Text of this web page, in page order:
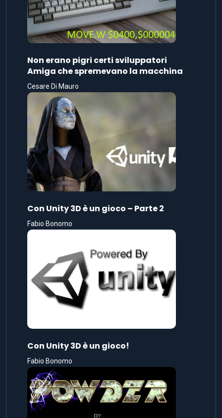
Non erano pigri certi sviluppatori
Amiga che spremevano la macchina
Cesare Di Mauro
Con Unity 3D è un gioco – Parte 2
Fabio Bonomo
Con Unity 3D è un gioco!
Fabio Bonomo